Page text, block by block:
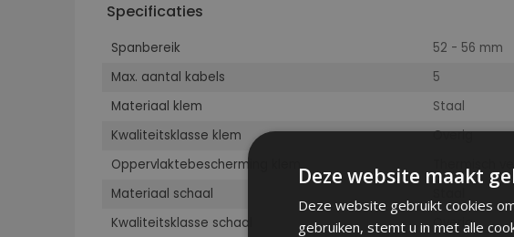
Specificaties
Spanbereik
52 - 56 mm
Max. aantal kabels
5
Materiaal klem
Staal
Kwaliteitsklasse klem
Overig
Oppervlaktebescherming klem
Thermisch
Materiaal schaal
Kwaliteitsklasse schaal
Overig
Deze website maakt
Deze website gebruikt cookies
gebruiken, stemt u in met alle